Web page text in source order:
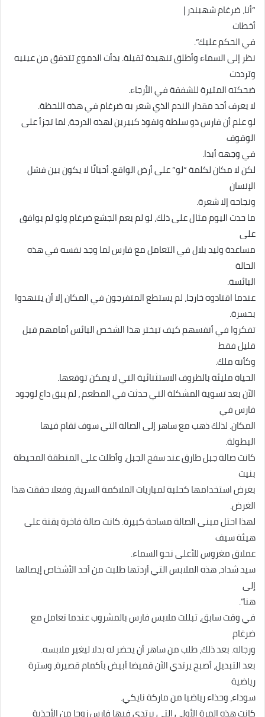
“أنا، ضرغام شهبندر |
أخطات
في الحكم عليك”.
نظر إلى السماء وأطلق تنهيدة ثقيلة. بدأت الدموع تتدفق من عينيه
وترددت
ضحكته المثيرة للشفقة في الأرجاء.
لا يعرف أحد مقدار الندم الذي شعر به ضرغام في هذه اللحظة.
لو علم أن فارس ذو سلطة ونفوذ كبيرين لهذه الدرجة، لما تجزأ على
الوقوف
في وجهه أبدا.
لكن لا مكان لكلمة “لو” على أرض الواقع. أحيانًا لا يكون بين فشل
الإنسان
ونجاحه إلا شعرة.
ما حدث اليوم مثال على ذلك، لو لم يعم الجشع ضرغام ولو لم يوافق
على
مساعدة وليد بلال في التعامل مع فارس لما وجد نفسه في هذه
الحالة
البائسة.
عندما اقتادوه خارجا، لم يستطع المتفرجون في المكان إلا أن يتنهدوا
بحسرة.
تفكروا في أنفسهم كيف تبختر هذا الشخص البائس أمامهم قبل
قليل فقط
وكأنه ملك.
الحياة مليئة بالظروف الاستثنائية التي لا يمكن توقعها.
الآن بعد تسوية المشكلة التي حدثت في المطعم ، لم يبق داع لوجود
فارس في
المكان. لذلك ذهب مع ساهر إلى الصالة التي سوف تقام فيها
البطولة.
كانت صالة جبل طارق عند سفح الجبل، وأطلت على المنطقة المحيطة
بنيت
بغرض استخدامها كحلبة لمباريات الملاكمة السرية، وفعلا حققت هذا
الغرض.
لهذا احتل مبنى الصالة مساحة كبيرة. كانت صالة فاخرة بقنة على
هيئة سيف
عملاق مغروس للأعلى نحو السماء.
سيد شداد، هذه الملابس التي أردتها طلبت من أحد الأشخاص إيصالها
إلى
هنا”.
في وقت سابق، تبللت ملابس فارس بالمشروب عندما تعامل مع
ضرغام
ورجاله. بعد ذلك، طلب من ساهر أن يحضر له بدلا ليغير ملابسه.
بعد التبديل، أصبح يرتدي الآن قميضا أبيض بأكمام قصيرة، وسترة
رياضية
سوداء، وحذاء رياضيا من ماركة نايكي.
كانت هذه المرة الأولى التي يرتدي فيها فارس زوجا من الأحذية